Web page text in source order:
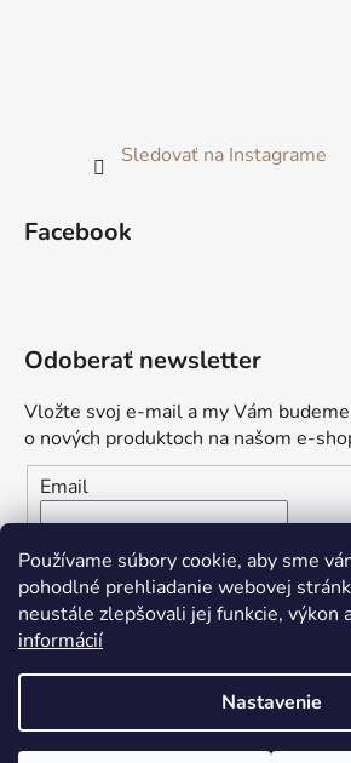
Používame súbory cookie, aby sme
pohodlné prehliadanie webovej
neustále zlepšovali jej funkcie, výkon
informácií
Nastavenie
Sledovať na Instagrame
Facebook
Odoberať newsletter
Vložte svoj e-mail a my Vám
o nových produktoch na našom e-
Email
Vložením e-mailu súhlasíte s
osobných údajov
PRIHLÁSIŤ SA